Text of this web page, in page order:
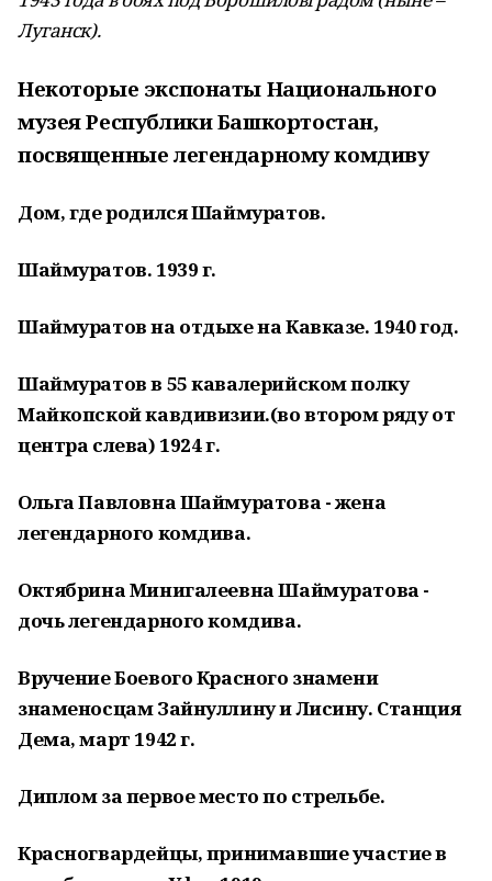
Луганск).
Некоторые экспонаты Национального
музея Республики Башкортостан,
посвященные легендарному комдиву
Дом, где родился Шаймуратов.
Шаймуратов. 1939 г.
Шаймуратов на отдыхе на Кавказе. 1940 год.
Шаймуратов в 55 кавалерийском полку
Майкопской кавдивизии.(во втором ряду от
центра слева) 1924 г.
Ольга Павловна Шаймуратова - жена
легендарного комдива.
Октябрина Минигалеевна Шаймуратова -
дочь легендарного комдива.
Вручение Боевого Красного знамени
знаменосцам Зайнуллину и Лисину. Станция
Дема, март 1942 г.
Диплом за первое место по стрельбе.
Красногвардейцы, принимавшие участие в